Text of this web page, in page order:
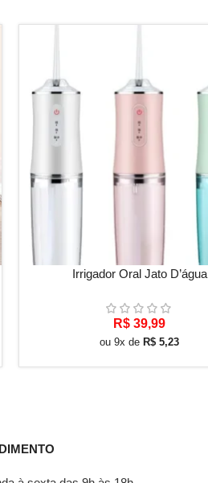
VER OPÇÕESIrrigador Oral Jato D’água
R$ 39,99
ou 9x de R$ 5,23